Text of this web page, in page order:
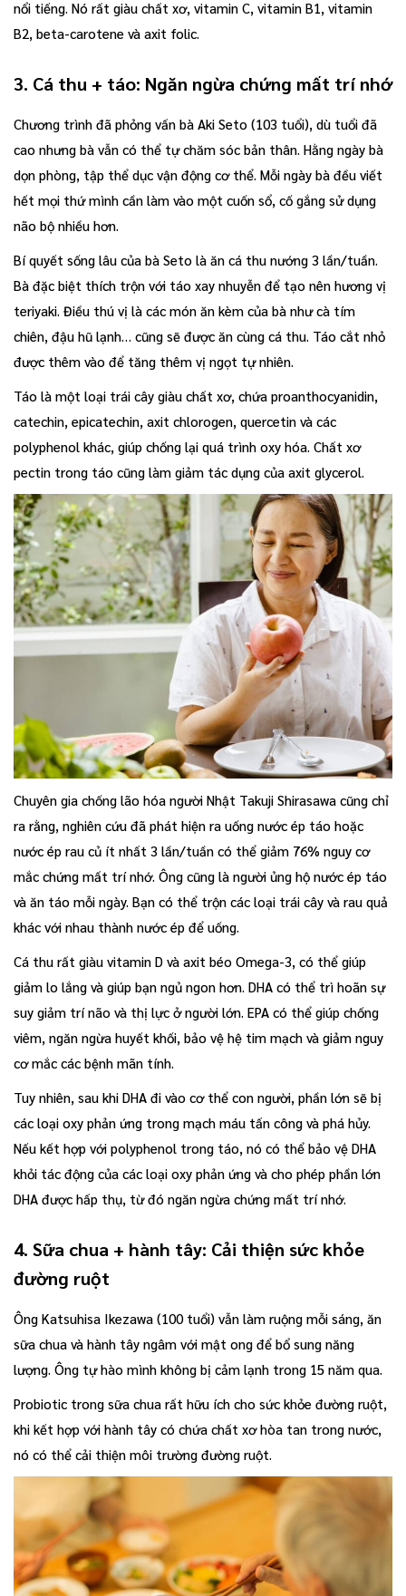
nổi tiếng. Nó rất giàu chất xơ, vitamin C, vitamin B1, vitamin
B2, beta-carotene và axit folic.
3. Cá thu + táo: Ngăn ngừa chứng mất trí nhớ
Chương trình đã phỏng vấn bà Aki Seto (103 tuổi), dù tuổi đã
cao nhưng bà vẫn có thể tự chăm sóc bản thân. Hằng ngày bà
dọn phòng, tập thể dục vận động cơ thể. Mỗi ngày bà đều viết
hết mọi thứ mình cần làm vào một cuốn sổ, cố gắng sử dụng
não bộ nhiều hơn.
Bí quyết sống lâu của bà Seto là ăn cá thu nướng 3 lần/tuần.
Bà đặc biệt thích trộn với táo xay nhuyễn để tạo nên hương vị
teriyaki. Điều thú vị là các món ăn kèm của bà như cà tím
chiên, đậu hũ lạnh… cũng sẽ được ăn cùng cá thu. Táo cắt nhỏ
được thêm vào để tăng thêm vị ngọt tự nhiên.
Táo là một loại trái cây giàu chất xơ, chứa proanthocyanidin,
catechin, epicatechin, axit chlorogen, quercetin và các
polyphenol khác, giúp chống lại quá trình oxy hóa. Chất xơ
pectin trong táo cũng làm giảm tác dụng của axit glycerol.
Chuyên gia chống lão hóa người Nhật Takuji Shirasawa cũng chỉ
ra rằng, nghiên cứu đã phát hiện ra uống nước ép táo hoặc
nước ép rau củ ít nhất 3 lần/tuần có thể giảm 76% nguy cơ
mắc chứng mất trí nhớ. Ông cũng là người ủng hộ nước ép táo
và ăn táo mỗi ngày. Bạn có thể trộn các loại trái cây và rau quả
khác với nhau thành nước ép để uống.
Cá thu rất giàu vitamin D và axit béo Omega-3, có thể giúp
giảm lo lắng và giúp bạn ngủ ngon hơn. DHA có thể trì hoãn sự
suy giảm trí não và thị lực ở người lớn. EPA có thể giúp chống
viêm, ngăn ngừa huyết khối, bảo vệ hệ tim mạch và giảm nguy
cơ mắc các bệnh mãn tính.
Tuy nhiên, sau khi DHA đi vào cơ thể con người, phần lớn sẽ bị
các loại oxy phản ứng trong mạch máu tấn công và phá hủy.
Nếu kết hợp với polyphenol trong táo, nó có thể bảo vệ DHA
khỏi tác động của các loại oxy phản ứng và cho phép phần lớn
DHA được hấp thụ, từ đó ngăn ngừa chứng mất trí nhớ.
4. Sữa chua + hành tây: Cải thiện sức khỏe
đường ruột
Ông Katsuhisa Ikezawa (100 tuổi) vẫn làm ruộng mỗi sáng, ăn
sữa chua và hành tây ngâm với mật ong để bổ sung năng
lượng. Ông tự hào mình không bị cảm lạnh trong 15 năm qua.
Probiotic trong sữa chua rất hữu ích cho sức khỏe đường ruột,
khi kết hợp với hành tây có chứa chất xơ hòa tan trong nước,
nó có thể cải thiện môi trường đường ruột.